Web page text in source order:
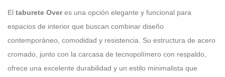
El taburete Overes una opción elegante y funcional para
espacios de interior que buscan combinar diseño
contemporáneo, comodidad y resistencia. Su estructura de acero
cromado, junto con la carcasa de tecnopolímero con respaldo,
ofrece una excelente durabilidad y un estilo minimalista que